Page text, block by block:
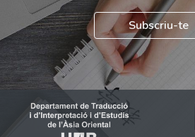
Subscriu-te